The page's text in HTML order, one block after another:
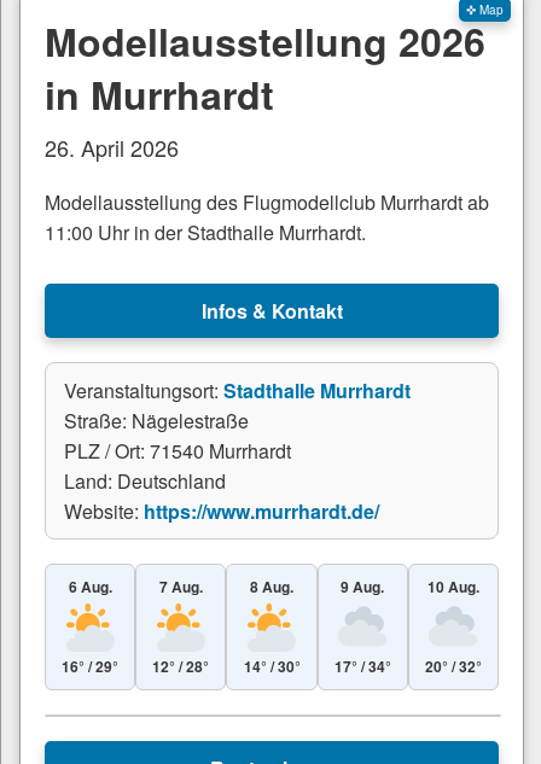
✜ Map
Modellausstellung 2026
in Murrhardt
26. April 2026
Modellausstellung des Flugmodellclub Murrhardt ab
11:00 Uhr in der Stadthalle Murrhardt.
Infos & Kontakt
Veranstaltungsort: Stadthalle Murrhardt
Straße: Nägelestraße
PLZ / Ort: 71540 Murrhardt
Land: Deutschland
Website: https://www.murrhardt.de/
6 Aug.
16° / 29°
7 Aug.
12° / 28°
8 Aug.
14° / 30°
9 Aug.
17° / 34°
10 Aug.
20° / 32°
+